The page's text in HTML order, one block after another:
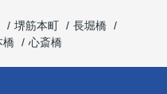
堺筋本町
長堀橋
橋 心斎橋